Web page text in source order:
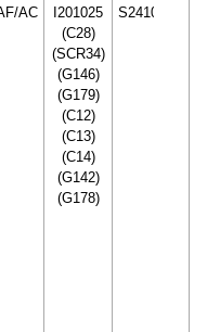
AC
I201025
(C28)
(SCR34)
(G146)
(G179)
(C12)
(C13)
(C14)
(G142)
(G178)
S241001